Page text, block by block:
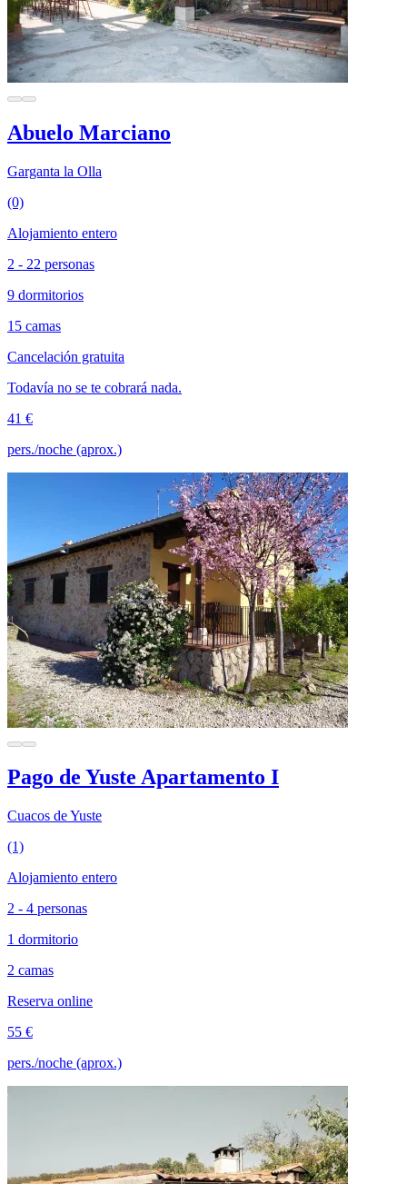
Abuelo Marciano
Garganta la Olla
(0)
Alojamiento entero
2 - 22 personas
9 dormitorios
15 camas
Cancelación gratuita
Todavía no se te cobrará nada.
41 €
pers./noche (aprox.)
Pago de Yuste Apartamento I
Cuacos de Yuste
(1)
Alojamiento entero
2 - 4 personas
1 dormitorio
2 camas
Reserva online
55 €
pers./noche (aprox.)